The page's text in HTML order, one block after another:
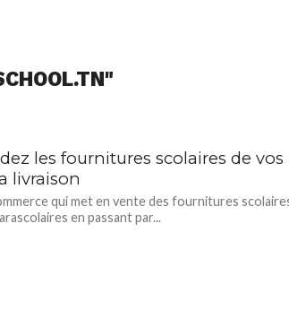
les fournitures scolaires de vos
livraison
qui met en vente des fournitures
en passant par...